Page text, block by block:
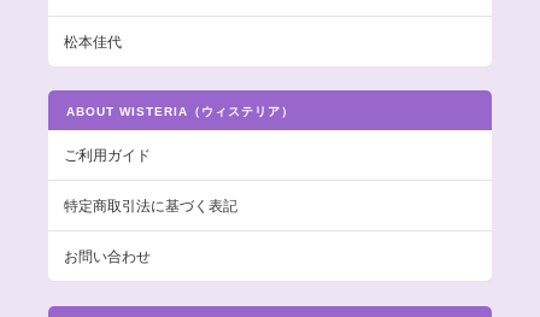
松本佳代
ABOUT WISTERIA（ウィステリア）
ご利用ガイド
特定商取引法に基づく表記
お問い合わせ